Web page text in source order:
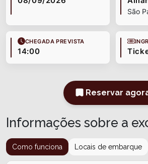
São
CHEGADA PREVISTA
14:00
Reservar
Informações sobre a
Como funciona Locais de embarque